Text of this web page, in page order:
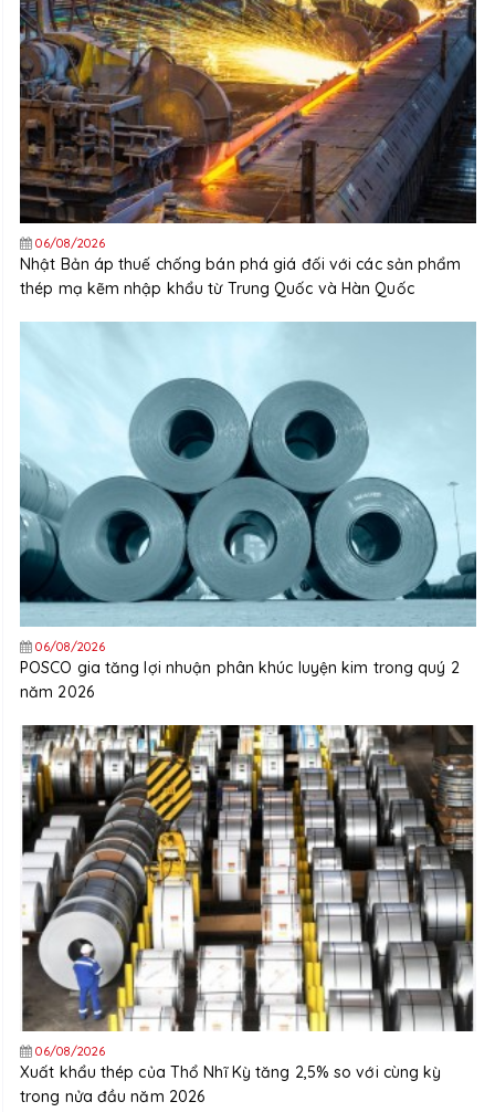
06/08/2026
Nhật Bản áp thuế chống bán phá giá đối với các sản phẩm
thép mạ kẽm nhập khẩu từ Trung Quốc và Hàn Quốc
06/08/2026
POSCO gia tăng lợi nhuận phân khúc luyện kim trong quý 2
năm 2026
06/08/2026
Xuất khẩu thép của Thổ Nhĩ Kỳ tăng 2,5% so với cùng kỳ
trong nửa đầu năm 2026